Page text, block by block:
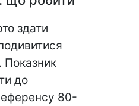
здати
Показник
до
80-